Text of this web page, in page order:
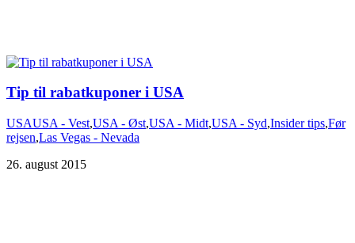
Tip til rabatkuponer i USA
USAUSA - Vest,USA - Øst,USA - Midt,USA - Syd,Insider tips,Før
rejsen,Las Vegas - Nevada
26. august 2015